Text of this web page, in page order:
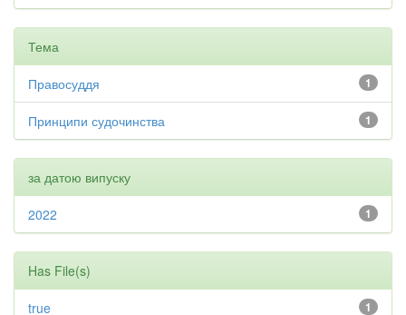
Тема
1
Правосуддя
1
Принципи судочинства
за датою випуску
1
2022
Has File(s)
1
true